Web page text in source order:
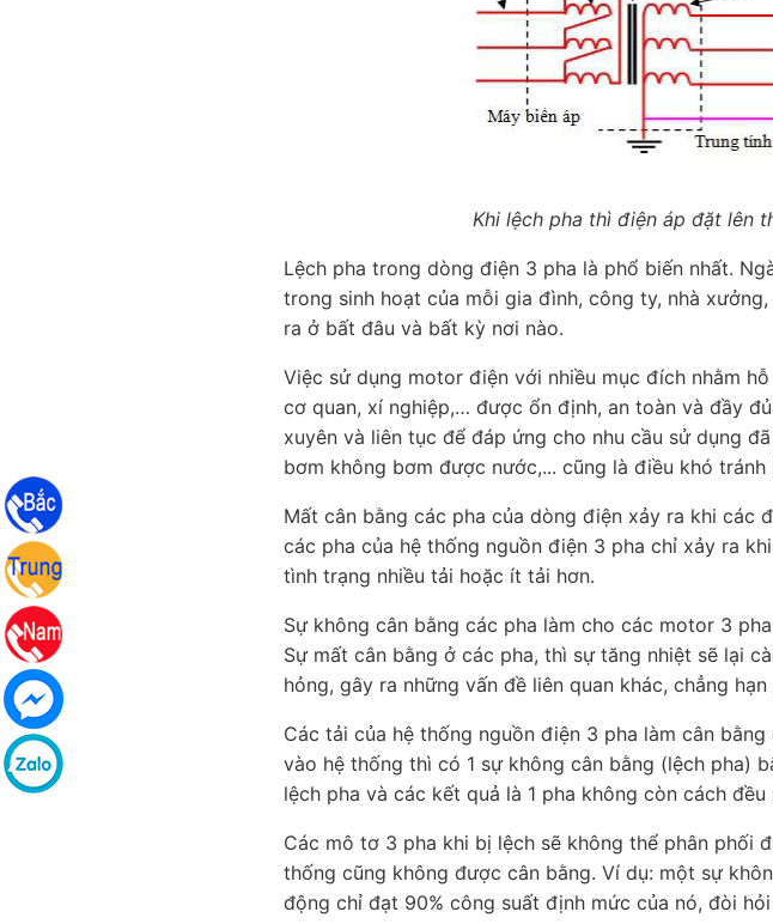
Khi lệch pha thì điện áp đặt lên
Lệch pha trong dòng điện 3 pha là phổ biến nhất.
trong sinh hoạt của mỗi gia đình, công ty, nhà
ra ở bất đâu và bất kỳ nơi nào.
Việc sử dụng motor điện với nhiều mục đích nhằm
cơ quan, xí nghiệp,… được ổn định, an toàn và đầy
xuyên và liên tục để đáp ứng cho nhu cầu sử dụng
bơm không bơm được nước,... cũng là điều khó tránh
Mất cân bằng các pha của dòng điện xảy ra khi các
các pha của hệ thống nguồn điện 3 pha chỉ xảy ra
tình trạng nhiều tải hoặc ít tải hơn.
Sự không cân bằng các pha làm cho các motor 3
Sự mất cân bằng ở các pha, thì sự tăng nhiệt sẽ lại
hỏng, gây ra những vấn đề liên quan khác, chẳng
Các tải của hệ thống nguồn điện 3 pha làm cân
vào hệ thống thì có 1 sự không cân bằng (lệch pha)
lệch pha và các kết quả là 1 pha không còn cách đều
Các mô tơ 3 pha khi bị lệch sẽ không thể phân phối
thống cũng không được cân bằng. Ví dụ: một sự
động chỉ đạt 90% công suất định mức của nó, đòi